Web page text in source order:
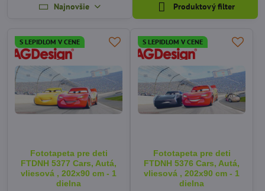
Najnovšie Produktový filter
S LEPIDLOM V CENE
Fototapeta pre deti
FTDNH 5377 Cars, Autá,
vliesová , 202x90 cm - 1
dielna
S LEPIDLOM V CENE
Fototapeta pre deti
FTDNH 5376 Cars, Autá,
vliesová , 202x90 cm - 1
dielna